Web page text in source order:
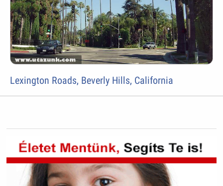
Lexington Roads, Beverly Hills, California